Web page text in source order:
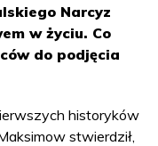
Narcyz
w życiu. Co
do podjęcia
historyków
stwierdził,